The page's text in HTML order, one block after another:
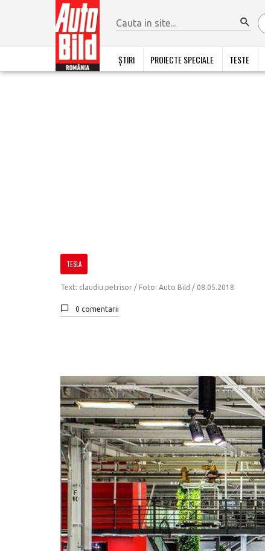
ȘTIRI PROIECTE SPECIALE TESTE
TESLA
Text: claudiu.petrisor / Foto: Auto Bild / 08.05.2018
0 comentarii